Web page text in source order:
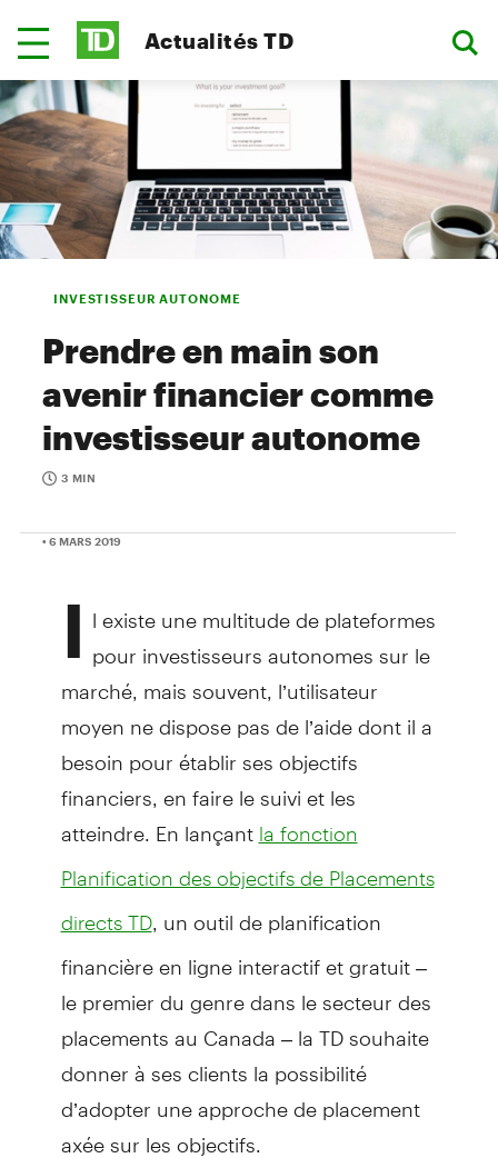
Actualités TD
INVESTISSEUR AUTONOME
Prendre en main son
avenir financier comme
investisseur autonome
3 MIN
• 6 MARS 2019
I l existe une multitude de plateformes
pour investisseurs autonomes sur le
marché, mais souvent, l’utilisateur
moyen ne dispose pas de l’aide dont il a
besoin pour établir ses objectifs
financiers, en faire le suivi et les
atteindre. En lançant la fonction
Planification des objectifs de Placements
directs TD, un outil de planification
financière en ligne interactif et gratuit –
le premier du genre dans le secteur des
placements au Canada – la TD souhaite
donner à ses clients la possibilité
d’adopter une approche de placement
axée sur les objectifs.